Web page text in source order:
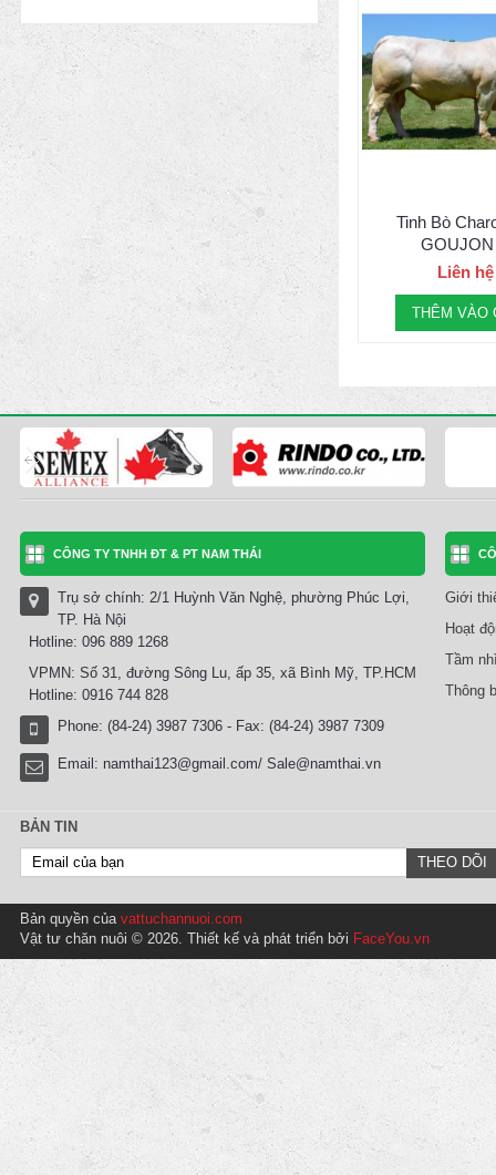
Tinh Bò
Liên hệ
THÊM VÀO
CÔNG TY TNHH ĐT & PT NAM THÁI
Trụ sở chính: 2/1 Huỳnh Văn Nghệ, phường Phúc Lợi,
TP. Hà Nội
Hotline: 096 889 1268
VPMN: Số 31, đường Sông Lu, ấp 35, xã Bình Mỹ, TP.HCM
Hotline: 0916 744 828
Phone: (84-24) 3987 7306 - Fax: (84-24) 3987 7309
Email: namthai123@gmail.com/ Sale@namthai.vn
Giới
Hoạt
Tầm
Thông
BẢN TIN
Bản quyền của vattuchannuoi.com
Vật tư chăn nuôi © 2026. Thiết kế và phát triển bởi FaceYou.vn